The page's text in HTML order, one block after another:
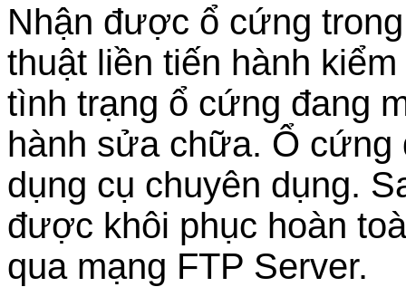
Nhận được ổ cứng
thuật liền tiến hành
tình trạng ổ cứng đang
hành sửa chữa. Ổ
dụng cụ chuyên dụng.
được khôi phục hoàn
qua mạng FTP Server.